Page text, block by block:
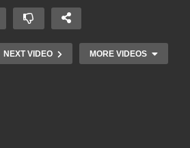
NEXT VIDEO MORE VIDEOS